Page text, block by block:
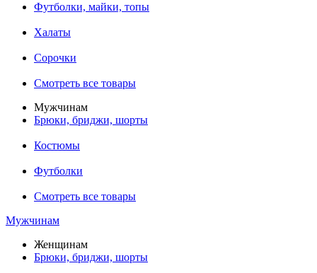
Футболки, майки, топы
Халаты
Сорочки
Смотреть все товары
Мужчинам
Брюки, бриджи, шорты
Костюмы
Футболки
Смотреть все товары
Мужчинам
Женщинам
Брюки, бриджи, шорты